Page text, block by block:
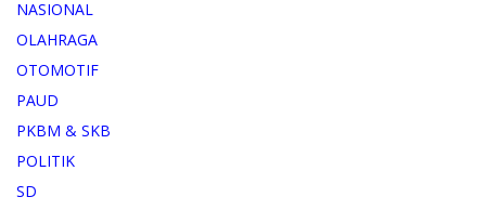
NASIONAL
OLAHRAGA
OTOMOTIF
PAUD
PKBM & SKB
POLITIK
SD